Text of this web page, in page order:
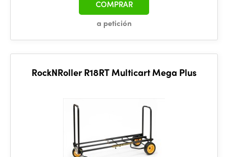
a petición
COMPRAR
RockNRoller R18RT Multicart Mega Plus